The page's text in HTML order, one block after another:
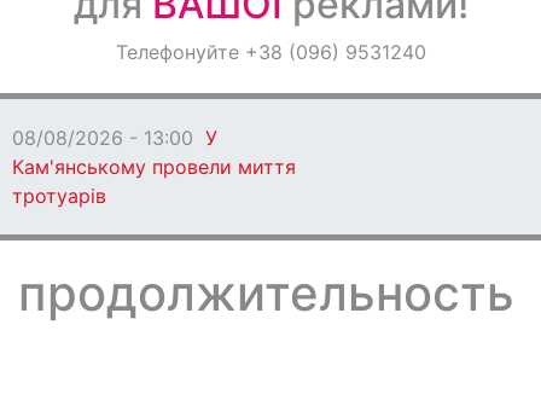
ОголошенняТелефонуйте +38 (096) 9531240
08/08/2026 - 13:00 У
Кам'янському провели миття
тротуарів
продолжительность